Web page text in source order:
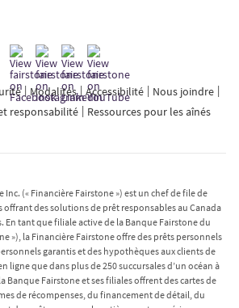
Modalités Accessibilité
Nous joindre
responsabilité
Ressources pour les aînés
Inc. (« Financière Fairstone ») est un chef de file de
des solutions de prêt responsables au Canada
En tant que filiale active de la Banque Fairstone du
»), la Financière Fairstone offre des prêts personnels
garantis et des hypothèques aux clients de
ligne que dans plus de 250 succursales d’un océan à
Banque Fairstone et ses filiales offrent des cartes de
de récompenses, du financement de détail, du